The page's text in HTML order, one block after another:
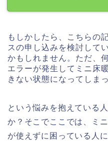
もしかしたら、こちらの
スの申し込みを検討して
かもしれません。ただ、
エラーが発生してミニ床
きない状態になってしま
という悩みを抱えている
か？そこでここでは、ミ
が使えずに困っている人